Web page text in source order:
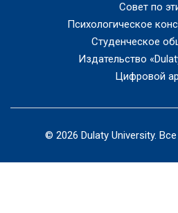
Совет по
Психологическое
Студенческое
Издательство
Цифровой
© 2026 Dulaty University.